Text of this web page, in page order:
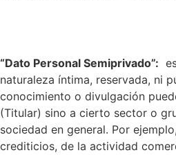
“Dato Personal Semiprivado”:
naturaleza íntima, reservada, ni
conocimiento o divulgación
(Titular) sino a cierto sector o
sociedad en general. Por
crediticios, de la actividad